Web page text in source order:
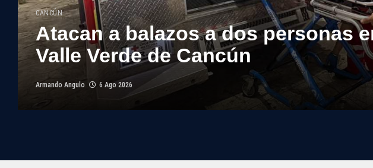
CANCÚN
Atacan a balazos a dos personas
Valle Verde de Cancún
Armando Angulo 6 Ago 2026